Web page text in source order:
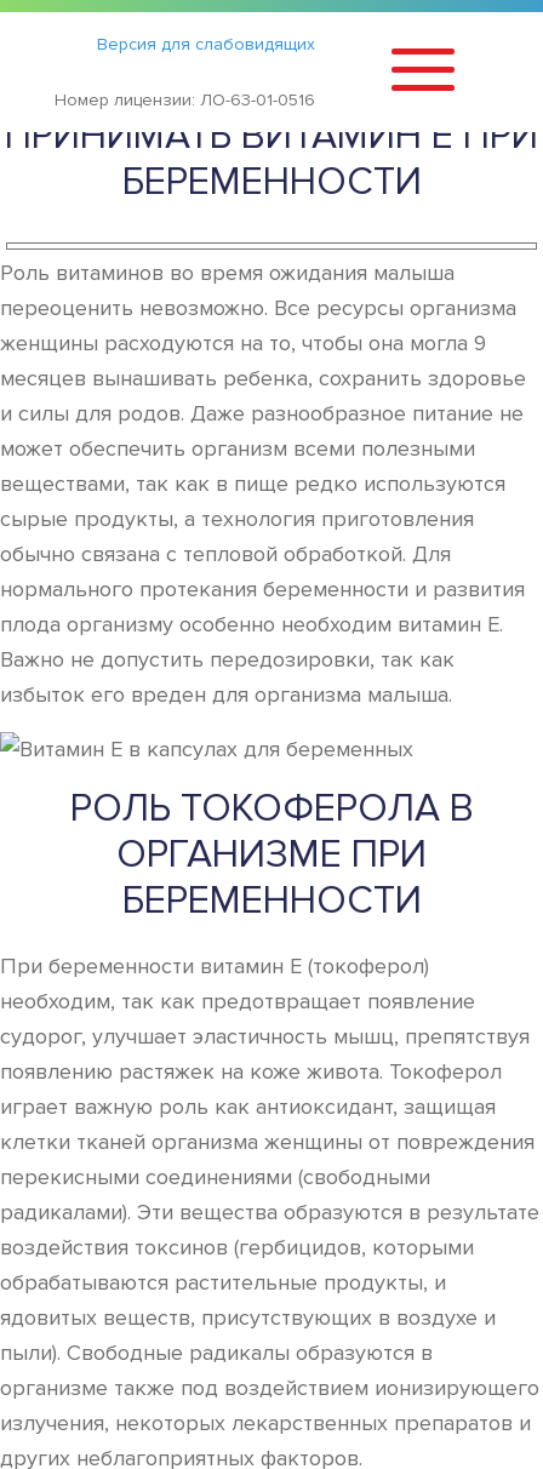
Версия для слабовидящих
Номер лицензии: ЛО-63-01-0516
Статьи ›
ДЛЯ ЧЕГО НУЖНО
ПРИНИМАТЬ ВИТАМИН Е ПРИ
БЕРЕМЕННОСТИ
Роль витаминов во время ожидания малыша
переоценить невозможно. Все ресурсы организма
женщины расходуются на то, чтобы она могла 9
месяцев вынашивать ребенка, сохранить здоровье
и силы для родов. Даже разнообразное питание не
может обеспечить организм всеми полезными
веществами, так как в пище редко используются
сырые продукты, а технология приготовления
обычно связана с тепловой обработкой. Для
нормального протекания беременности и развития
плода организму особенно необходим витамин Е.
Важно не допустить передозировки, так как
избыток его вреден для организма малыша.
РОЛЬ ТОКОФЕРОЛА В
ОРГАНИЗМЕ ПРИ
БЕРЕМЕННОСТИ
При беременности витамин Е (токоферол)
необходим, так как предотвращает появление
судорог, улучшает эластичность мышц, препятствуя
появлению растяжек на коже живота. Токоферол
играет важную роль как антиоксидант, защищая
клетки тканей организма женщины от повреждения
перекисными соединениями (свободными
радикалами). Эти вещества образуются в результате
воздействия токсинов (гербицидов, которыми
обрабатываются растительные продукты, и
ядовитых веществ, присутствующих в воздухе и
пыли). Свободные радикалы образуются в
организме также под воздействием ионизирующего
излучения, некоторых лекарственных препаратов и
других неблагоприятных факторов.